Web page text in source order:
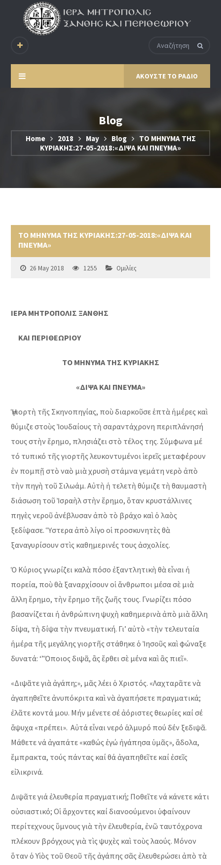
ΑΚΟΥΣΤΕ ΤΟ ΡΑΔΙΟ
Blog
Home 2018 May Blog
ΤΟ ΜΗΝΥΜΑ ΤΗΣ
ΚΥΡΙΑΚΗΣ:27-05-2018:«ΔΙΨΑ ΚΑΙ ΠΝΕΥΜΑ»
ΤΟ ΜΗΝΥΜΑ ΤΗΣ ΚΥΡΙΑΚΗΣ:27-05-2018:«ΔΙΨΑ ΚΑΙ
ΠΝΕΥΜΑ»
26 May 2018 1255 Ομιλίες
ΙΕΡΑ ΜΗΤΡΟΠΟΛΙΣ ΞΑΝΘΗΣ
ΚΑΙ ΠΕΡΙΘΕΩΡΙΟΥ
ΤΟ ΜΗΝΥΜΑ ΤΗΣ ΚΥΡΙΑΚΗΣ
«ΔΙΨΑ ΚΑΙ ΠΝΕΥΜΑ»
Ἡ γιορτὴ τῆς Σκηνοπηγίας, ποὺ διαρκοῦσε ἑπτὰ ἡμέρες καὶ
θύμιζε στοὺς Ἰουδαίους τὴ σαραντάχρονη περιπλάνησή
τους στὴν ἔρημο, πλησιάζει στὸ τέλος της. Σύμφωνα μέ
τό τυπικό τῆς γιορτῆς λευκοντυμένοι ἱερεῖς μεταφέρουν
ἐν πομπῇ στὸ ναὸ μιὰ χρυσὴ στάμνα γεμάτη νερὸ ἀπὸ
τὴν πηγὴ τοῦ Σιλωάμ. Αὐτὴ ἡ τελετὴ θύμιζε τὴ θαυμαστὴ
διάσωση τοῦ Ἰσραὴλ στὴν ἔρημο, ὅταν κρυστάλλινες
πηγὲς νεροῦ ἀνέβλυσαν ἀπὸ τὸ βράχο καὶ ὁ λαὸς
ξεδίψασε. Ὕστερα ἀπὸ λίγο οἱ προσκυνητὲς θὰ
ξαναγυρίσουν στὶς καθημερινές τους ἀσχολίες.
Ὁ Κύριος γνωρίζει καλὰ πόσο ἐξαντλητικὴ θὰ εἶναι ἡ
πορεία, ποὺ θὰ ξαναρχίσουν οἱ ἄνθρωποι μέσα σὲ μιὰ
ἄλλη ἔρημο, τὴν ἔρημο τῆς ζωῆς τους. Γνωρίζει πόσο
βασανίζεται ἡ ἀνθρώπινη ψυχὴ καθημερινὰ ἀπὸ μιὰ ἄλλη
δίψα, τὴ δίψα τὴν πνευματική. Γι’ αὐτὸ «τὴν τελευταία
ἡμέρα τῆς μεγάλης γιορτῆς στάθηκε ὁ Ἰησοῦς καὶ φώναξε
δυνατά: ‘’Ὅποιος διψᾶ, ἂς ἔρθει σὲ μένα καὶ ἂς πιεῖ».
«Διψᾶτε γιὰ ἀγάπη;», μᾶς λέει ὁ Χριστός. «Λαχταρᾶτε νὰ
ἀγαπηθεῖτε ἀνυπόκριτα καὶ νὰ ἀγαπήσετε πραγματικά;
ἐλᾶτε κοντά μου. Μήν μένετε σέ ἀόριστες θεωρίες καί σέ
ἄψυχα «πρέπει». Αὐτά εἶναι νερό ἁλμυρό πού δέν ξεδιψᾶ.
Μάθετε νά ἀγαπάτε «καθώς ἐγώ ἠγάπησα ὑμᾶς», ἄδολα,
ἔμπρακτα, τούς πάντας καί θά ἀγαπηθεῖτε καί ἐσεῖς
εἰλικρινά.
Διψᾶτε γιά ἐλευθερία πραγματική; Ποθεῖτε νά κάνετε κάτι
οὐσιαστικό; Οἱ ἅρχοντες καί διανοούμενοι ὑφαίνουν
περίτεχνους ὕμνους γιὰ τὴν ἐλευθερία, ἐνῶ ταυτόχρονα
πλέκουν βρόγχους γιὰ τὶς ψυχὲς καὶ τοὺς λαούς. Μόνον
ὅταν ὁ Υἱὸς τοῦ Θεοῦ τῆς ἀγάπης σᾶς ἐλευθερώσει ἀπὸ τὰ